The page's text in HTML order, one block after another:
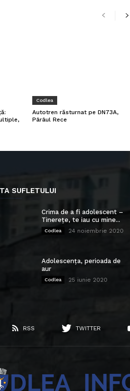
Codlea
Autotren răsturnat pe DN73A,
Pârâul Rece
SUFLETULUI
Crima de a fi adolescent –
Tinerețe, te iau cu mine...
Codlea 24 noiembrie 2020
Adolescența, perioada de
aur
Codlea 25 iunie 2020
RSS TWITTER